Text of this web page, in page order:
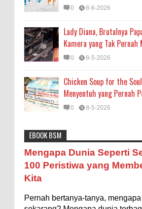
0 8-6-2026
Lady Diana, Brutalnya
Kamera yang Tak Pernah
0 8-5-2026
Chicken Soup for the
Menyentuh yang Pernah
0 8-5-2026
Astronomi Biologi Budaya Buku
Entertainment
Fakta & Statistik
Flora
Internasional
Internet Iptek
Mengapa Negara Miskin
Uang yang Banyak saja
Ilustrasi/istimewa Jawaban
EBOOK BSM
Mengapa Dunia Seperti
100 Peristiwa yang
Kita
Pernah bertanya-tanya,